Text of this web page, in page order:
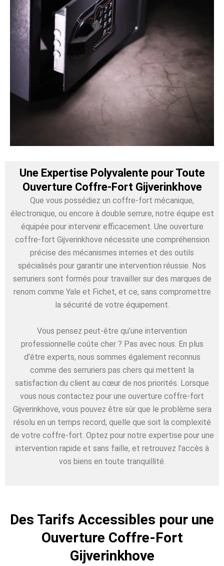
Une Expertise Polyvalente pour Toute
Ouverture Coffre-Fort Gijverinkhove
Que vous possédiez un coffre-fort mécanique,
électronique, ou encore à double serrure, notre équipe est
équipée pour intervenir efficacement. Une ouverture
coffre-fort Gijverinkhove nécessite une compréhension
précise des mécanismes internes et des outils
spécialisés pour garantir une intervention réussie. Nos
serruriers sont formés pour travailler sur des marques de
renom comme Yale et Fichet, et ce, sans compromettre
la sécurité de votre équipement.
Vous pensez peut-être qu’une intervention
professionnelle coûte cher ? Pas avec nous. En plus
d’être experts, nous sommes également reconnus
comme des serruriers pas chers qui mettent la
satisfaction du client au cœur de nos priorités. Lorsque
vous nous contactez pour une ouverture coffre-fort
Gijverinkhove, vous pouvez être sûr que le problème sera
résolu en un temps record, quelle que soit la complexité
de votre coffre-fort. Optez pour notre expertise pour une
intervention rapide et sans faille, et retrouvez l’accès à
vos biens en toute tranquillité.
Des Tarifs Accessibles pour une
Ouverture Coffre-Fort
Gijverinkhove